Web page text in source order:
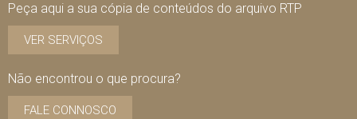
Peça aqui a sua cópia de conteúdos do arquivo RTP
VER SERVIÇOS
Não encontrou o que procura?
FALE CONNOSCO